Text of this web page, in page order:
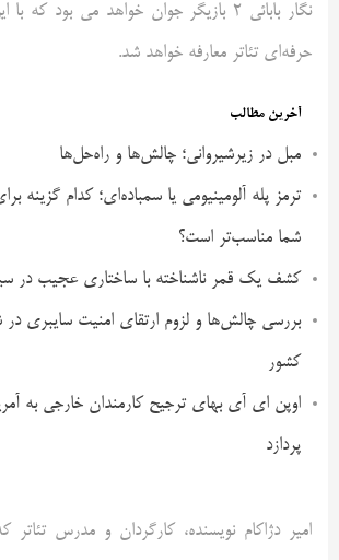
نگار بابائی 2 بازیگر جوان خواهد می بود
حرفه‌ای تئاتر معارفه خواهد شد.
آخرین مطالب
مبل در زیرشیروانی؛ چالش‌ها و راه‌حل‌ها
ترمز پله آلومینیومی یا سمباده‌ای؛ کدام گزینه
شما مناسب‌تر است؟
کشف یک قمر ناشناخته با ساختاری عجیب در
بررسی چالش‌ها و لزوم ارتقای امنیت سایبری در
کشور
اوپن ای آی بهای ترجیح کارمندان خارجی به
پردازد
امیر دژاکام نویسنده، کارگردان و مدرس تئاتر